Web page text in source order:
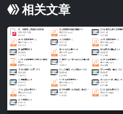
相关文章